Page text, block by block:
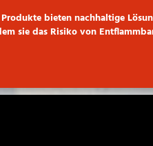
bieten nachhaltige
sie das Risiko von